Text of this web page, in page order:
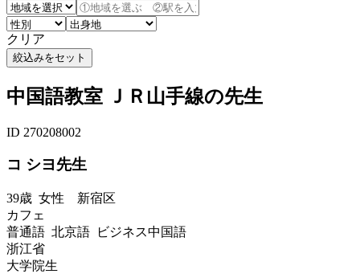
クリア
中国語教室 ＪＲ山手線の先生
ID 270208002
コ シヨ先生
39歳 女性 新宿区
カフェ
普通語 北京語 ビジネス中国語
浙江省
大学院生